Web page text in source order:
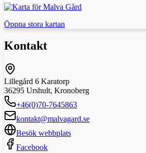
Öppna stora kartan
Kontakt
Lillegård 6 Karatorp
36295 Urshult, Kronoberg
+46(0)70-7645863
kontakt@malvagard.se
Besök webbplats
Facebook